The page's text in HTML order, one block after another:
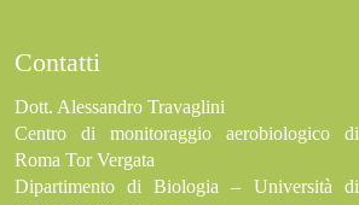
Contatti
Dott. Alessandro Travaglini
Centro di monitoraggio aerobiologico di
Roma Tor Vergata
Dipartimento di Biologia – Università di